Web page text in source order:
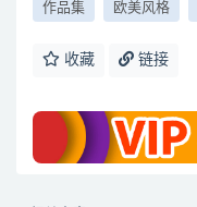
作品集 欧美风格
收藏 链接